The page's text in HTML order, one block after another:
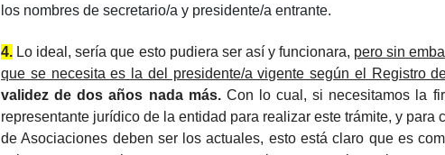
los nombres de secretario/a y presidente/a entrante.
4. Lo ideal, sería que esto pudiera ser así y funcionara, pero sin
que se necesita es la del presidente/a vigente según el Registro
validez de dos años nada más.Con lo cual, si necesitamos la
representante jurídico de la entidad para realizar este trámite, y para
de Asociaciones deben ser los actuales, esto está claro que es